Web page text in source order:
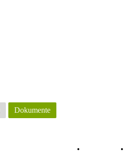
Dokumente
• •